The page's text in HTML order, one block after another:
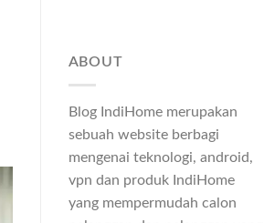
ABOUT
Blog IndiHome merupakan
sebuah website berbagi
mengenai teknologi, android,
vpn dan produk IndiHome
yang mempermudah calon